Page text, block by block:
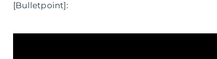
[Bulletpoint]: